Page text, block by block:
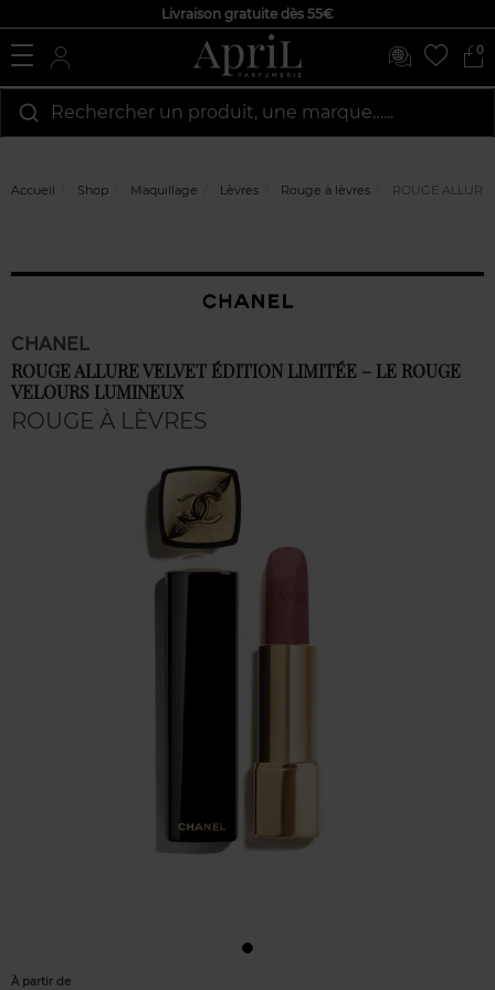
Livraison gratuite dès 55€
0
Rechercher un produit, une marque…...
Accueil Shop Maquillage Lèvres Rouge à lèvres ROUGE ALLURE
CHANEL
ROUGE ALLURE VELVET ÉDITION LIMITÉE – LE ROUGE
VELOURS LUMINEUX
ROUGE À LÈVRES
À partir de